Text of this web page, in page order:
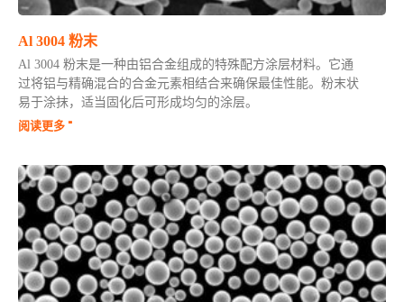
Al 3004 粉末
Al 3004 粉末是一种由铝合金组成的特殊配方涂层材料。它通
过将铝与精确混合的合金元素相结合来确保最佳性能。粉末状
易于涂抹，适当固化后可形成均匀的涂层。
阅读更多 "